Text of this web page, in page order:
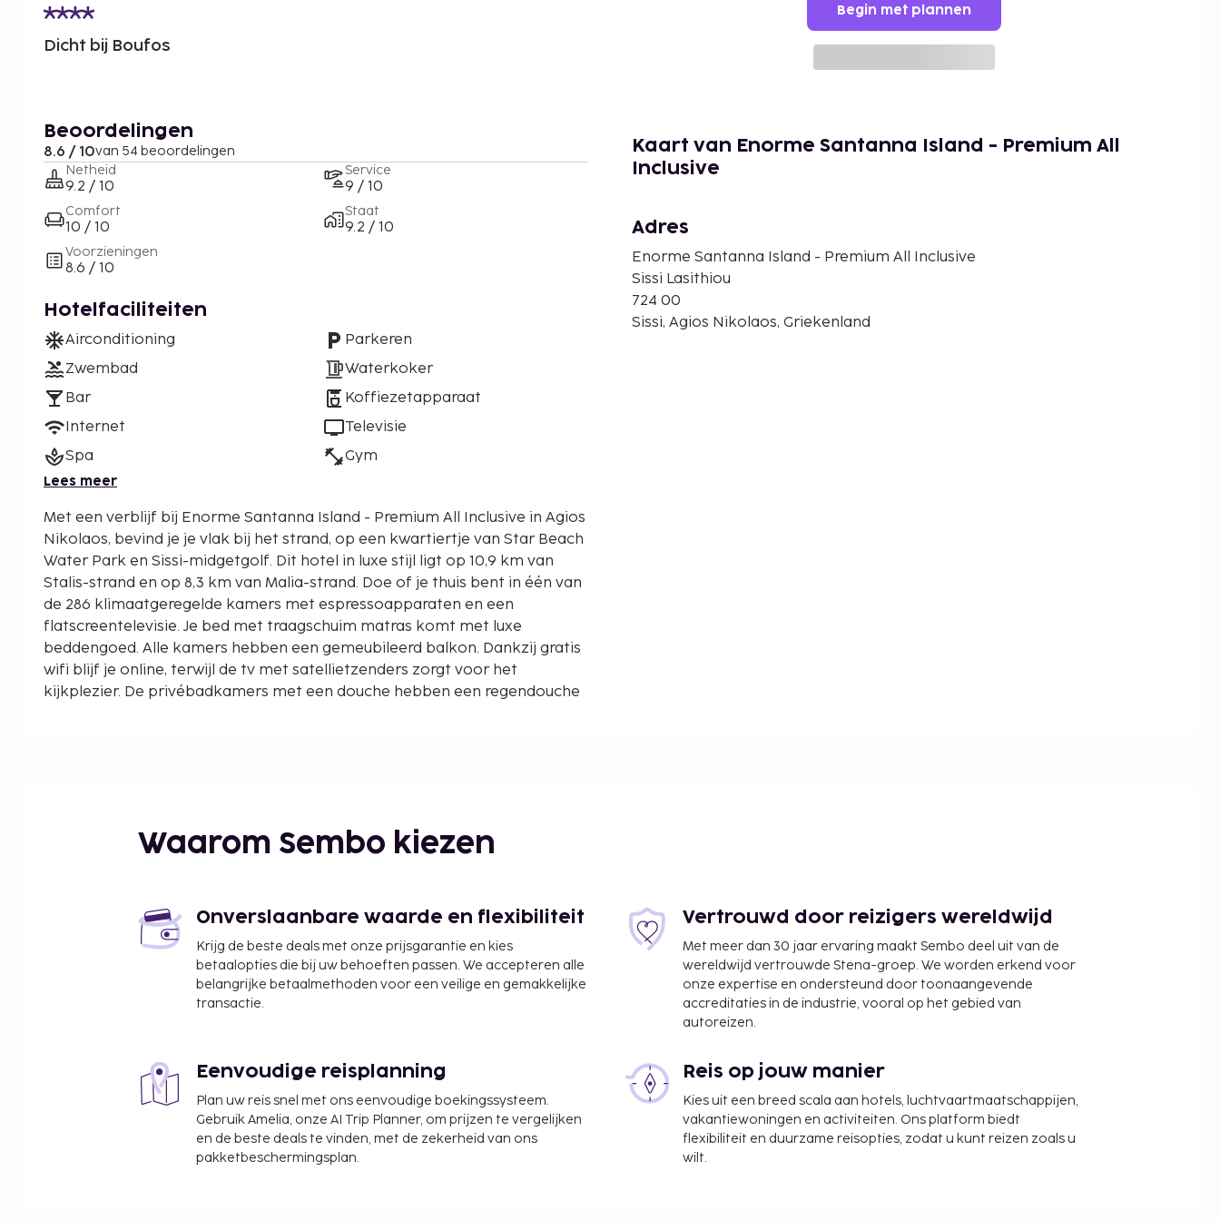
Dicht bij Boufos
Begin met plannen
Beoordelingen
8.6 / 10van 54 beoordelingen
Netheid
9.2 / 10
Comfort
10 / 10
Voorzieningen
8.6 / 10
Service
9 / 10
Staat
9.2 / 10
Hotelfaciliteiten
Airconditioning
Zwembad
Bar
Internet
Spa
Parkeren
Waterkoker
Koffiezetapparaat
Televisie
Gym
Lees meer
Met een verblijf bij Enorme Santanna Island - Premium All Inclusive in Agios
Nikolaos, bevind je je vlak bij het strand, op een kwartiertje van Star Beach
Water Park en Sissi-midgetgolf. Dit hotel in luxe stijl ligt op 10,9 km van
Stalis-strand en op 8,3 km van Malia-strand. Doe of je thuis bent in één van
de 286 klimaatgeregelde kamers met espressoapparaten en een
flatscreentelevisie. Je bed met traagschuim matras komt met luxe
beddengoed. Alle kamers hebben een gemeubileerd balkon. Dankzij gratis
wifi blijf je online, terwijl de tv met satellietzenders zorgt voor het
kijkplezier. De privébadkamers met een douche hebben een regendouche
Palm Bay Beach - 1 km
Malia Ruïnes - 4,5 km
Vólia - 7,6 km
Áspes - 7,8 km
Malia-strand - 8,3 km
Milatos-grot - 9,5 km
Lychnostatis - 14,5 km
De voornaamste luchthaven voor Enorme Santanna Island - Premium All
Inclusive is Heraklion (HER-Nikos Kazantzakis) - 40 km
Enkele van de voorzieningen zijn een stomerij/wasserijservice, een 24-uurs
Kaart van Enorme Santanna Island - Premium All
Inclusive
Adres
Enorme Santanna Island - Premium All Inclusive
Sissi Lasithiou
724 00
Sissi, Agios Nikolaos, Griekenland
Waarom Sembo kiezen
Onverslaanbare waarde en flexibiliteit
Krijg de beste deals met onze prijsgarantie en kies
betaalopties die bij uw behoeften passen. We accepteren alle
belangrijke betaalmethoden voor een veilige en gemakkelijke
transactie.
Vertrouwd door reizigers wereldwijd
Met meer dan 30 jaar ervaring maakt Sembo deel uit van de
wereldwijd vertrouwde Stena-groep. We worden erkend voor
onze expertise en ondersteund door toonaangevende
accreditaties in de industrie, vooral op het gebied van
autoreizen.
Eenvoudige reisplanning
Plan uw reis snel met ons eenvoudige boekingssysteem.
Gebruik Amelia, onze AI Trip Planner, om prijzen te vergelijken
en de beste deals te vinden, met de zekerheid van ons
pakketbeschermingsplan.
Reis op jouw manier
Kies uit een breed scala aan hotels, luchtvaartmaatschappijen,
vakantiewoningen en activiteiten. Ons platform biedt
flexibiliteit en duurzame reisopties, zodat u kunt reizen zoals u
wilt.